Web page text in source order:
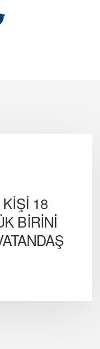
18
BİRİNİ